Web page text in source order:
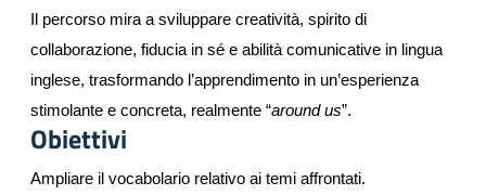
Il percorso mira a sviluppare creatività, spirito di
collaborazione, fiducia in sé e abilità comunicative in lingua
inglese, trasformando l’apprendimento in un’esperienza
stimolante e concreta, realmente “around us”.
Obiettivi
Ampliare il vocabolario relativo ai temi affrontati.